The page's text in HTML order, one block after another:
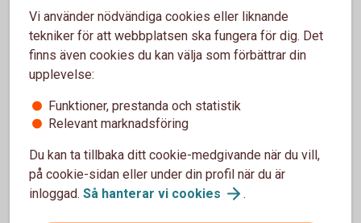
Lönn, Sara
Paulsson, Mats
Pettersson, Jessica
Svensson, Lina
Halldin, Mikael
Fageus Wärdig, Karin
Vi använder nödvändiga cookies eller liknande
tekniker för att webbplatsen ska fungera för dig. Det
finns även cookies du kan välja som förbättrar din
upplevelse:
Funktioner, prestanda och statistik
Relevant marknadsföring
Du kan ta tillbaka ditt cookie-medgivande när du vill,
på cookie-sidan eller under din profil när du är
inloggad. Så hanterar vi cookies .